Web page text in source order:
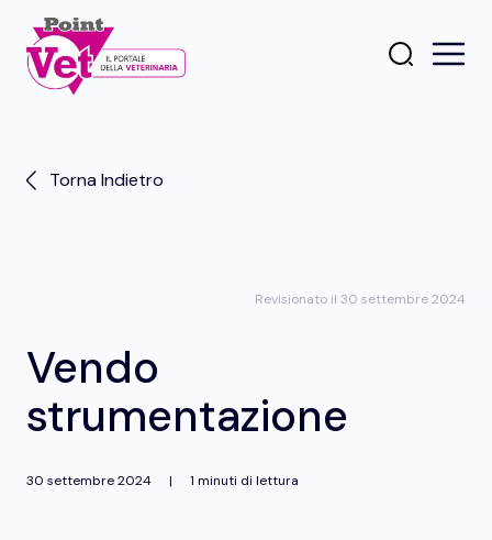
Torna Indietro
Revisionato il 30 settembre 2024
Vendo
strumentazione
30 settembre 2024 | 1 minuti di lettura